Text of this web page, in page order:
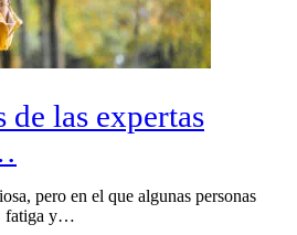
de las expertas
pero en el que algunas personas
fatiga y…